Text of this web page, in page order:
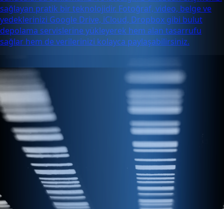
sağlayan pratik bir teknolojidir. Fotoğraf, video, belge ve
yedeklerinizi Google Drive, iCloud, Dropbox gibi bulut
depolama servislerine yükleyerek hem alan tasarrufu
sağlar hem de verilerinizi kolayca paylaşabilirsiniz.